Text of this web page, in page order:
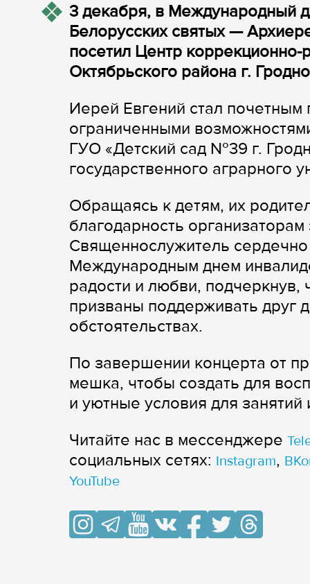
3 декабря, в Международный
Белорусских святых —
посетил Центр
Октябрьского района г.
Иерей Евгений стал почетным
ограниченными
ГУО «Детский сад №39 г.
государственного аграрного
Обращаясь к детям, их
благодарность
Священнослужитель
Международным днем
радости и любви,
призваны поддерживать друг
обстоятельствах.
По завершении концерта от
мешка, чтобы создать для
и уютные условия для занятий
Читайте нас в мессенджере
cоциальных сетях: Instagram,
YouTube